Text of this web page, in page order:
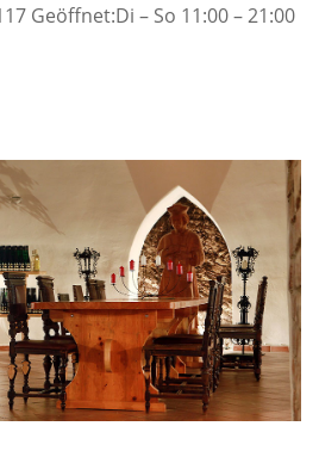
Geöffnet:Di – So 11:00 – 21:00